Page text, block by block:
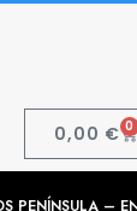
0,00 € 0
PENÍNSULA –